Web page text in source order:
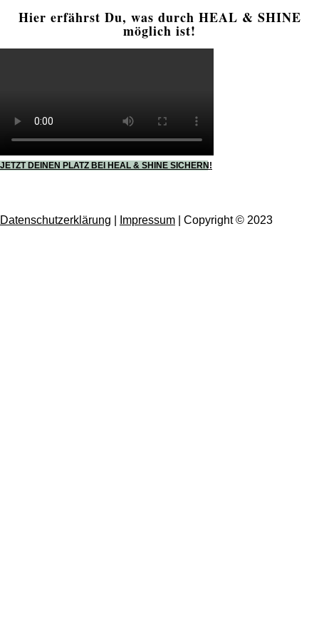
Hier erfährst Du, was durch HEAL & SHINE
möglich ist!
JETZT DEINEN PLATZ BEI HEAL & SHINE SICHERN!
Datenschutzerklärung Impressum | Copyright © 2023